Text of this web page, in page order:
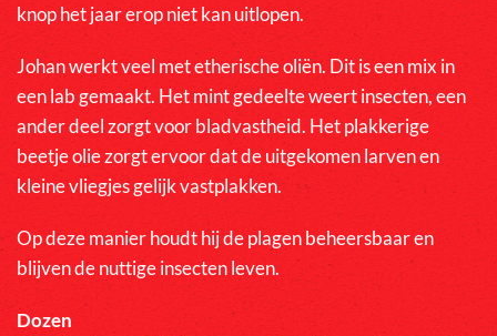
knop het jaar erop niet kan uitlopen.
Johan werkt veel met etherische oliën. Dit is een mix in
een lab gemaakt. Het mint gedeelte weert insecten, een
ander deel zorgt voor bladvastheid. Het plakkerige
beetje olie zorgt ervoor dat de uitgekomen larven en
kleine vliegjes gelijk vastplakken.
Op deze manier houdt hij de plagen beheersbaar en
blijven de nuttige insecten leven.
Dozen